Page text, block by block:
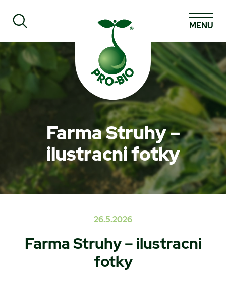
Prohledat PRO-BIO
MENU
Farma Struhy –
ilustracni fotky
26.5.2026
Farma Struhy – ilustracni
fotky